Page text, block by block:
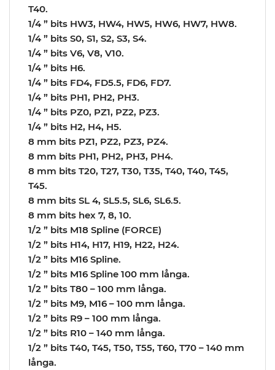
T40.
1/4 ” bits HW3, HW4, HW5, HW6, HW7, HW8.
1/4 ” bits S0, S1, S2, S3, S4.
1/4 ” bits V6, V8, V10.
1/4 ” bits H6.
1/4 ” bits FD4, FD5.5, FD6, FD7.
1/4 ” bits PH1, PH2, PH3.
1/4 ” bits PZ0, PZ1, PZ2, PZ3.
1/4 ” bits H2, H4, H5.
8 mm bits PZ1, PZ2, PZ3, PZ4.
8 mm bits PH1, PH2, PH3, PH4.
8 mm bits T20, T27, T30, T35, T40, T40, T45,
T45.
8 mm bits SL 4, SL5.5, SL6, SL6.5.
8 mm bits hex 7, 8, 10.
1/2 ” bits M18 Spline (FORCE)
1/2 ” bits H14, H17, H19, H22, H24.
1/2 ” bits M16 Spline.
1/2 ” bits M16 Spline 100 mm långa.
1/2 ” bits T80 – 100 mm långa.
1/2 ” bits M9, M16 – 100 mm långa.
1/2 ” bits R9 – 100 mm långa.
1/2 ” bits R10 – 140 mm långa.
1/2 ” bits T40, T45, T50, T55, T60, T70 – 140 mm
långa.